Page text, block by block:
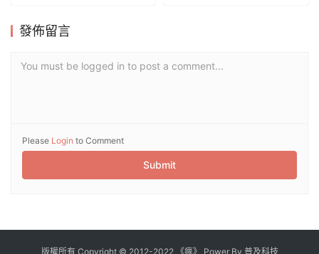
發佈留言
You must be logged in to post a comment...
Please Login to Comment
Submit
版權所有 Copyright © 2012-2022《瘋》 Power By 普及科技